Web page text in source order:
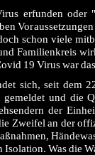
erfunden oder
schon viele
Familienkreis
19 Virus war
sich, seit dem
und die
der
Zweifel an der
Was die